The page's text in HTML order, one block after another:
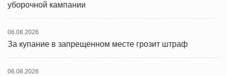
уборочной кампании
06.08.2026
За купание в запрещенном месте грозит штраф
06.08.2026